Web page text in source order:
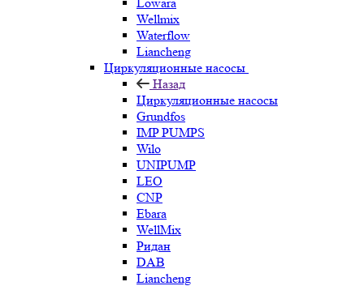
Wellmix
Waterflow
Liancheng
Циркуляционные насосы
Назад
Циркуляционные насосы
Grundfos
IMP PUMPS
Wilo
UNIPUMP
LEO
CNP
Ebara
WellMix
Ридан
DAB
Liancheng